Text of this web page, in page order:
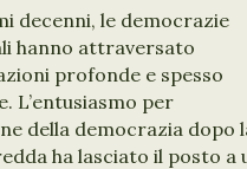
decenni, le democrazie
hanno attraversato
profonde e spesso
L’entusiasmo per
della democrazia dopo
ha lasciato il posto a